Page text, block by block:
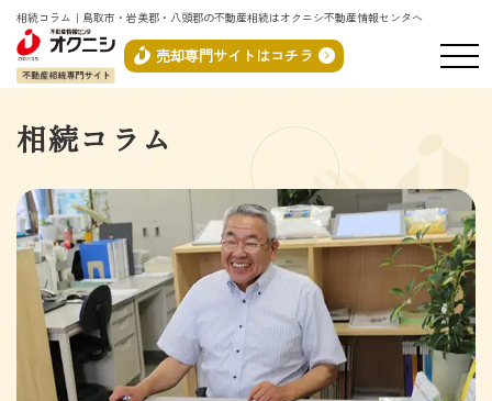
相続コラム｜鳥取市・岩美郡・八頭郡の不動産相続はオクニシ不動産情報センタへ
売却専門サイトはコチラ
相続コラム